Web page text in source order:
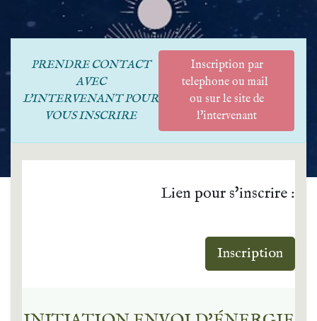
PRENDRE CONTACT
AVEC
L'INTERVENANT POUR
VOUS INSCRIRE
Inscription par
telephone ou mail
ou sur le site de
l'intervenant
Lien pour s'inscrire :
Inscription